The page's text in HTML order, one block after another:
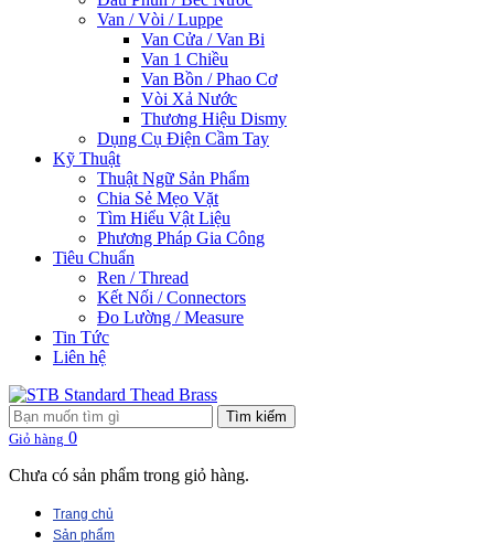
Van / Vòi / Luppe
Van Cửa / Van Bi
Van 1 Chiều
Van Bồn / Phao Cơ
Vòi Xả Nước
Thương Hiệu Dismy
Dụng Cụ Điện Cầm Tay
Kỹ Thuật
Thuật Ngữ Sản Phẩm
Chia Sẻ Mẹo Vặt
Tìm Hiểu Vật Liệu
Phương Pháp Gia Công
Tiêu Chuẩn
Ren / Thread
Kết Nối / Connectors
Đo Lường / Measure
Tin Tức
Liên hệ
Tìm kiếm
Giỏ hàng 0
Chưa có sản phẩm trong giỏ hàng.
Trang chủ
Sản phẩm